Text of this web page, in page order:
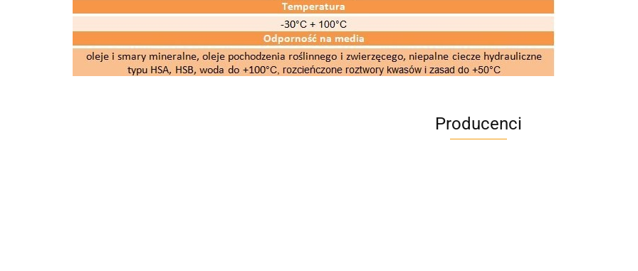
Producenci